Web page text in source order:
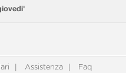
Assistenza Faq